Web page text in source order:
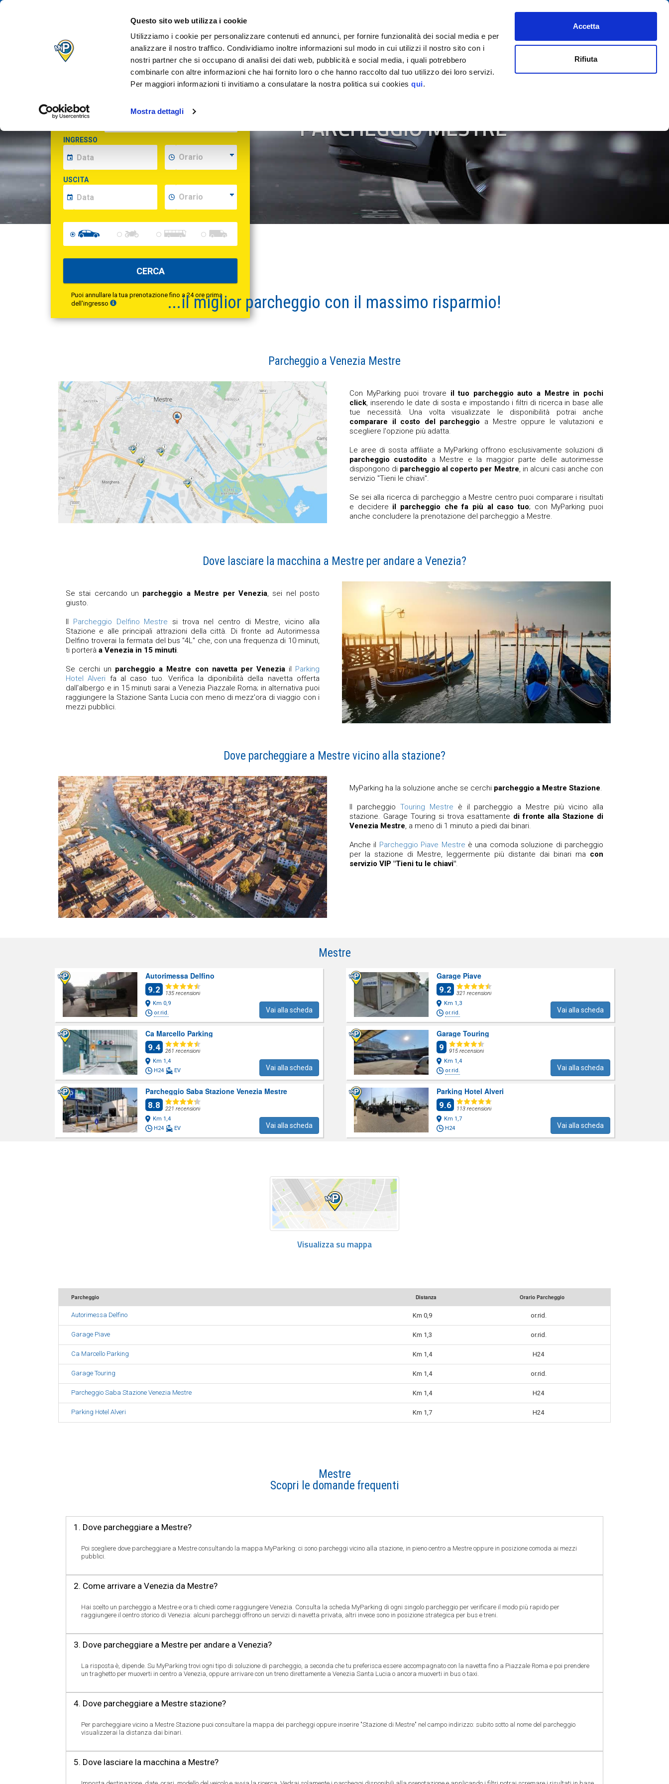
Questo sito web utilizza i cookie
Utilizziamo i cookie per personalizzare contenuti ed annunci, per fornire funzionalità dei social media e per
analizzare il nostro traffico. Condividiamo inoltre informazioni sul modo in cui utilizzi il nostro sito con i
nostri partner che si occupano di analisi dei dati web, pubblicità e social media, i quali potrebbero
combinarle con altre informazioni che hai fornito loro o che hanno raccolto dal tuo utilizzo dei loro servizi.
Per maggiori informazioni ti invitiamo a consulatare la nostra politica sui cookiesqui.
Mostra dettagli
Accetta
Rifiuta
IL TUO PARCHEGGIO
QUANDO VUOI
ACCEDI
MyParking
PARCHEGGIO MESTRE
Inserisci le date per calcolare il prezzo
INDIRIZZO
(opzionale)
INGRESSO
USCITA
CERCA
Puoi annullare la tua prenotazione fino a 24 ore prima
dell'ingresso
...ilmiglior parcheggio con il massimo risparmio!
Parcheggio a Venezia Mestre
Con MyParking puoi trovare il tuo parcheggio auto a Mestre in pochi
click, inserendo le date di sosta e impostando i filtri di ricerca in base alle
tue necessità. Una volta visualizzate le disponibilità potrai anche
comparare il costo del parcheggio a Mestre oppure le valutazioni e
scegliere l'opzione più adatta.
Le aree di sosta affiliate a MyParking offrono esclusivamente soluzioni di
parcheggio custodito a Mestre e la maggior parte delle autorimesse
dispongono di parcheggio al coperto per Mestre, in alcuni casi anche con
servizio "Tieni le chiavi".
Se sei alla ricerca di parcheggio a Mestre centro puoi comparare i risultati
e decidere il parcheggio che fa più al caso tuo; con MyParking puoi
anche concludere la prenotazione del parcheggio a Mestre.
Dove lasciare la macchina a Mestre per andare a Venezia?
Se stai cercando un parcheggio a Mestre per Venezia, sei nel posto
giusto.
Parcheggio Delfino Mestre si trova nel centro di Mestre, vicino alla
Stazione e alle principali attrazioni della città. Di fronte ad Autorimessa
Delfino troverai la fermata del bus "4L" che, con una frequenza di 10 minuti,
ti porterà a Venezia in 15 minuti.
Se cerchi un parcheggio a Mestre con navetta per Veneziail Parking
Hotel Alveri fa al caso tuo. Verifica la diponibilità della navetta offerta
dall'albergo e in 15 minuti sarai a Venezia Piazzale Roma; in alternativa puoi
raggiungere la Stazione Santa Lucia con meno di mezz'ora di viaggio con i
mezzi pubblici.
Dove parcheggiare a Mestre vicino alla stazione?
MyParking ha la soluzione anche se cerchi parcheggio a Mestre Stazione.
Il parcheggio Touring Mestre è il parcheggio a Mestre più vicino alla
stazione. Garage Touring si trova esattamente di fronte alla Stazione di
Venezia Mestre, a meno di 1 minuto a piedi dai binari.
Anche il Parcheggio Piave Mestre è una comoda soluzione di parcheggio
per la stazione di Mestre, leggermente più distante dai binari ma con
servizio VIP "Tieni tu le chiavi".
Mestre
Autorimessa Delfino
9.2
135 recensioni
Km 0,9
or.rid.
Vai alla scheda
Garage Piave
9.2
321 recensioni
Km 1,3
or.rid.
Vai alla scheda
Ca Marcello Parking
9.4
261 recensioni
Km 1,4
H24
EV Vai alla scheda
Garage Touring
9
915 recensioni
Km 1,4
or.rid.
Vai alla scheda
Parcheggio Saba Stazione Venezia Mestre
8.8
221 recensioni
Km 1,4
H24
EV Vai alla scheda
Parking Hotel Alveri
9.6
113 recensioni
Km 1,7
H24
Vai alla scheda
Visualizza su mappa
Parcheggio Distanza Orario Parcheggio
Autorimessa Delfino Km 0,9 or.rid.
Garage Piave Km 1,3 or.rid.
Ca Marcello Parking Km 1,4 H24
Garage Touring Km 1,4 or.rid.
Parcheggio Saba Stazione Venezia Mestre Km 1,4 H24
Parking Hotel Alveri Km 1,7 H24
Mestre
Scopri le domande frequenti
1. Dove parcheggiare a Mestre?
Poi scegliere dove parcheggiare a Mestre consultando la mappa MyParking: ci sono parcheggi vicino alla stazione, in pieno centro a Mestre oppure in posizione comoda ai mezzi
pubblici.
2. Come arrivare a Venezia da Mestre?
Hai scelto un parcheggio a Mestre e ora ti chiedi come raggiungere Venezia. Consulta la scheda MyParking di ogni singolo parcheggio per verificare il modo più rapido per
raggiungere il centro storico di Venezia: alcuni parcheggi offrono un servizi di navetta privata, altri invece sono in posizione strategica per bus e treni.
3. Dove parcheggiare a Mestre per andare a Venezia?
La risposta è, dipende. Su MyParking trovi ogni tipo di soluzione di parcheggio, a seconda che tu preferisca essere accompagnato con la navetta fino a Piazzale Roma e poi prendere
un traghetto per muoverti in centro a Venezia, oppure arrivare con un treno direttamente a Venezia Santa Lucia o ancora muoverti in bus o taxi.
4. Dove parcheggiare a Mestre stazione?
Per parcheggiare vicino a Mestre Stazione puoi consultare la mappa dei parcheggi oppure inserire "Stazione di Mestre" nel campo indirizzo: subito sotto al nome del parcheggio
visualizzerai la distanza dai binari.
5. Dove lasciare la macchina a Mestre?